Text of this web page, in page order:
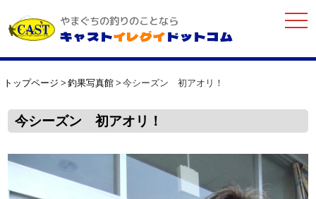
やまぐちの釣りのことなら
キャストイレグイドットコム
トップページ 釣果写真館 今シーズン 初アオリ！
今シーズン 初アオリ！